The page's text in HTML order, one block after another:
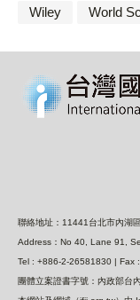
Wiley
World
聯絡地址：11441台北市內湖
Address：No 40, Lane 91,
Tel : +886-2-26581830 | Fax
團體立案證書字號：內政部台